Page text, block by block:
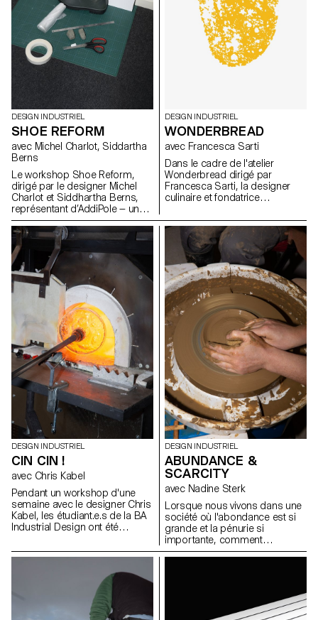
DESIGN INDUSTRIEL
SHOE REFORM
avec Michel Charlot, Siddartha
Berns
Le workshop Shoe Reform,
dirigé par le designer Michel
Charlot et Siddhartha Berns,
représentant d’AddiPole — un
hub dédié au reverse
engineering et à la fabrication
additive — a rassemblé les
étudiant·e·s autour d’une
exploration innovante des
technologies de numérisation
3D, en collaboration avec le
Technopôle Sainte-Croix.
DESIGN INDUSTRIEL
WONDERBREAD
avec Francesca Sarti
Dans le cadre de l'atelier
Wonderbread dirigé par
Francesca Sarti, la designer
culinaire et fondatrice
étudiants BA design industriel
ont exploré l'histoire, les
traditions, les rituels et les
recettes liés au pain, afin
d'imaginer de nouveaux pains
uniques.
DESIGN INDUSTRIEL
CIN CIN !
avec Chris Kabel
Pendant un workshop d'une
semaine avec le designer Chris
Kabel, les étudiant.e.s de la BA
Industrial Design ont été
pour une boisson de leur choix,
d'une bière fraîche, d'un
Negroni traditionnel ou
simplement d'un verre à eau
pour étancher leur soif. Les
DESIGN INDUSTRIEL
ABUNDANCE &
SCARCITY
avec Nadine Sterk
Lorsque nous vivons dans une
société où l'abondance est si
grande et la pénurie si
importante, comment
discerner les ressources qui
apprendre d'où viennent les
choses, ou comment nous